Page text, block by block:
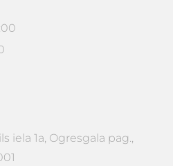
iela 1a, Ogresgala pag.,